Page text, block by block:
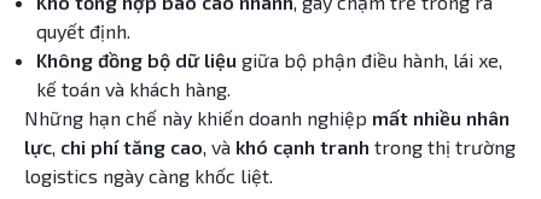
quyết định.
Không đồng bộ dữ liệu giữa bộ phận điều hành, lái xe,
kế toán và khách hàng.
Những hạn chế này khiến doanh nghiệp mất nhiều nhân
lực, chi phí tăng cao, và khó cạnh tranh trong thị trường
logistics ngày càng khốc liệt.